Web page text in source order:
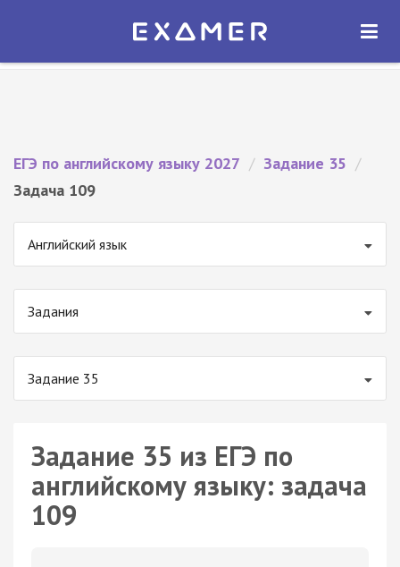
Экзамер — ЕГЭ 2027
ОТКРЫТЬ
ЕГЭ по английскому языку 2027 / Задание 35 /
Задача 109
Английский язык
Задания
Задание 35
Задание 35 из ЕГЭ по
английскому языку: задача
109